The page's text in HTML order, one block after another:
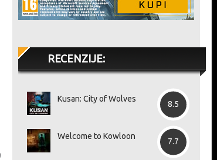
RECENZIJE:
Kusan: City of Wolves
8.5
Welcome to Kowloon
7.7